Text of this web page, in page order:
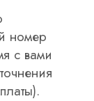
номер
с вами